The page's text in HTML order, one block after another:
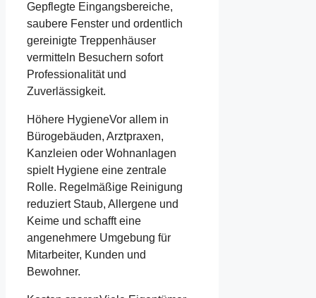
Gepflegte Eingangsbereiche,
saubere Fenster und ordentlich
gereinigte Treppenhäuser
vermitteln Besuchern sofort
Professionalität und
Zuverlässigkeit.
Höhere HygieneVor allem in
Bürogebäuden, Arztpraxen,
Kanzleien oder Wohnanlagen
spielt Hygiene eine zentrale
Rolle. Regelmäßige Reinigung
reduziert Staub, Allergene und
Keime und schafft eine
angenehmere Umgebung für
Mitarbeiter, Kunden und
Bewohner.